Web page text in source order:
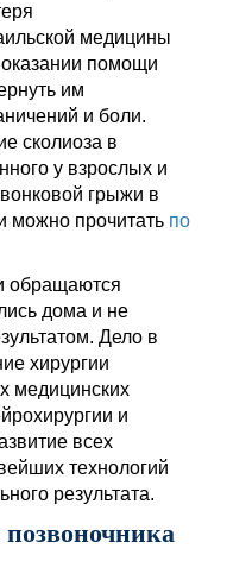
медицины
помощи
им
и боли.
сколиоза в
у взрослых и
грыжи в
можно прочитать по
обращаются
дома и не
Дело в
хирургии
медицинских
и
всех
технологий
результата.